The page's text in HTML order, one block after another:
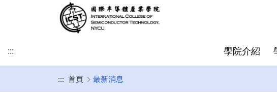
::: 學院介紹
學術研究發展方向
修業注意事項
::: 首頁 最新消息